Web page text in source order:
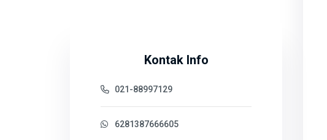
Kontak Info
021-88997129
6281387666605